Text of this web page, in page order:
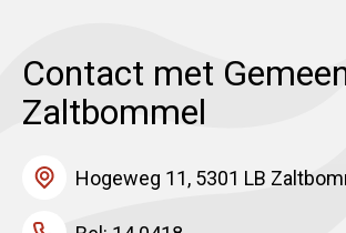
Contact met
Zaltbommel
Hogeweg 11, 5301 LB